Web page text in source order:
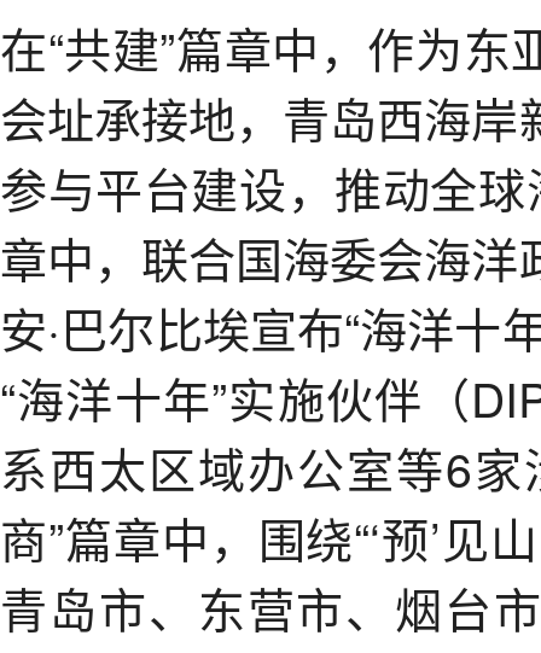
在“共建”篇章中，作为
会址承接地，青岛西海
参与平台建设，推动全
章中，联合国海委会海
安·巴尔比埃宣布“海洋十
“海洋十年”实施伙伴（
系西太区域办公室等6
商”篇章中，围绕“‘预’见
青岛市、东营市、烟台